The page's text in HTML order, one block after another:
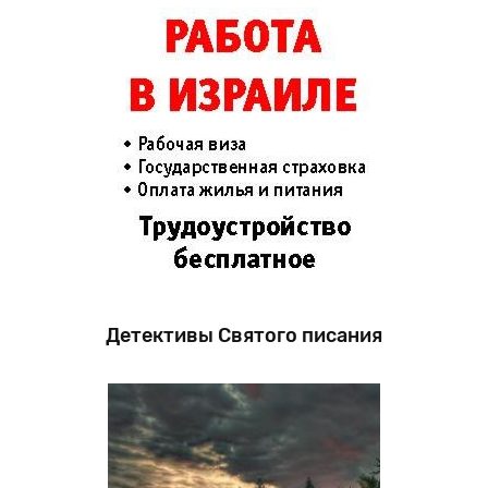
Детективы Святого писания